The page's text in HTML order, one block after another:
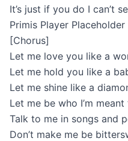
It’s just if you do I can’t
Primis Player Placeholder
[Chorus]
Let me love you like a
Let me hold you like a
Let me shine like a
Let me be who I’m
Talk to me in songs and
Don’t make me be